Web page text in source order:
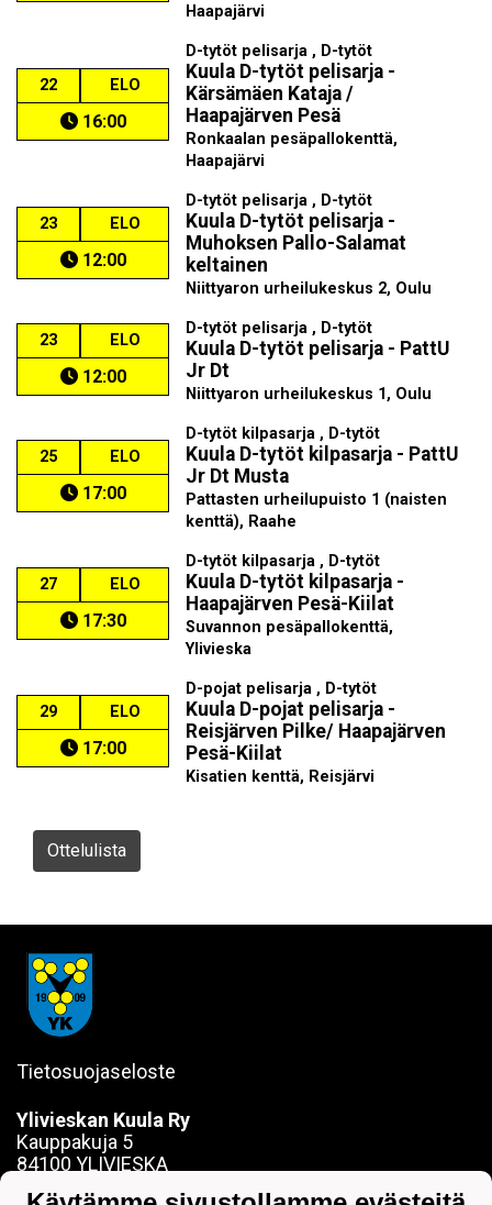
Haapajärvi
22 ELO
16:00
D-tytöt pelisarja , D-tytöt
Kuula D-tytöt pelisarja -
Kärsämäen Kataja /
Haapajärven Pesä
Ronkaalan pesäpallokenttä,
Haapajärvi
23 ELO
12:00
D-tytöt pelisarja , D-tytöt
Kuula D-tytöt pelisarja -
Muhoksen Pallo-Salamat
keltainen
Niittyaron urheilukeskus 2, Oulu
23 ELO
12:00
D-tytöt pelisarja , D-tytöt
Kuula D-tytöt pelisarja - PattU
Jr Dt
Niittyaron urheilukeskus 1, Oulu
25 ELO
17:00
D-tytöt kilpasarja , D-tytöt
Kuula D-tytöt kilpasarja - PattU
Jr Dt Musta
Pattasten urheilupuisto 1 (naisten
kenttä), Raahe
27 ELO
17:30
D-tytöt kilpasarja , D-tytöt
Kuula D-tytöt kilpasarja -
Haapajärven Pesä-Kiilat
Suvannon pesäpallokenttä,
Ylivieska
29 ELO
17:00
D-pojat pelisarja , D-tytöt
Kuula D-pojat pelisarja -
Reisjärven Pilke/ Haapajärven
Pesä-Kiilat
Kisatien kenttä, Reisjärvi
Ottelulista
Tietosuojaseloste
Ylivieskan Kuula Ry
Kauppakuja 5
84100 YLIVIESKA